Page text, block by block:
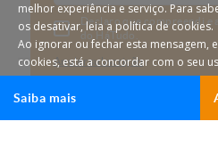
Declaro que compreendi e
do HáTudo.
Anular subscrição
melhor experiência e serviço. Para
os desativar, leia a política de cookies.
Ao ignorar ou fechar esta mensagem,
cookies, está a concordar com o seu
Saiba mais